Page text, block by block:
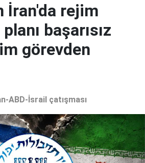
İran'da rejim
başarısız
görevden
ABD-İsrail çatışması